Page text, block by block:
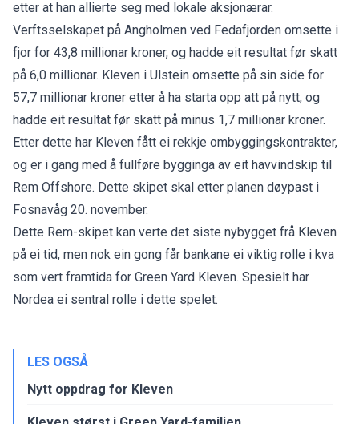
etter at han allierte seg med lokale aksjonærar.
Verftsselskapet på Angholmen ved Fedafjorden omsette i
fjor for 43,8 millionar kroner, og hadde eit resultat før skatt
på 6,0 millionar. Kleven i Ulstein omsette på sin side for
57,7 millionar kroner etter å ha starta opp att på nytt, og
hadde eit resultat før skatt på minus 1,7 millionar kroner.
Etter dette har Kleven fått ei rekkje ombyggingskontrakter,
og er i gang med å fullføre bygginga av eit havvindskip til
Rem Offshore. Dette skipet skal etter planen døypast i
Fosnavåg 20. november.
Dette Rem-skipet kan verte det siste nybygget frå Kleven
på ei tid, men nok ein gong får bankane ei viktig rolle i kva
som vert framtida for Green Yard Kleven. Spesielt har
Nordea ei sentral rolle i dette spelet.
LES OGSÅ
Nytt oppdrag for Kleven